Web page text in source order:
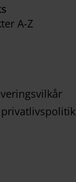
A-Z
privatlivspolitik